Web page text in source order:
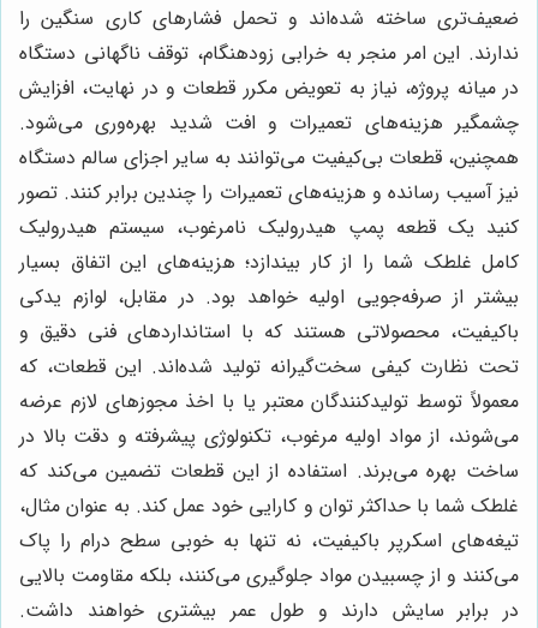
ضعیف‌تری ساخته شده‌اند و تحمل فشارهای کاری سنگین را
ندارند. این امر منجر به خرابی زودهنگام، توقف ناگهانی دستگاه
در میانه پروژه، نیاز به تعویض مکرر قطعات و در نهایت، افزایش
چشمگیر هزینه‌های تعمیرات و افت شدید بهره‌وری می‌شود.
همچنین، قطعات بی‌کیفیت می‌توانند به سایر اجزای سالم دستگاه
نیز آسیب رسانده و هزینه‌های تعمیرات را چندین برابر کنند. تصور
کنید یک قطعه پمپ هیدرولیک نامرغوب، سیستم هیدرولیک
کامل غلطک شما را از کار بیندازد؛ هزینه‌های این اتفاق بسیار
بیشتر از صرفه‌جویی اولیه خواهد بود. در مقابل، لوازم یدکی
باکیفیت، محصولاتی هستند که با استانداردهای فنی دقیق و
تحت نظارت کیفی سخت‌گیرانه تولید شده‌اند. این قطعات، که
معمولاً توسط تولیدکنندگان معتبر یا با اخذ مجوزهای لازم عرضه
می‌شوند، از مواد اولیه مرغوب، تکنولوژی پیشرفته و دقت بالا در
ساخت بهره می‌برند. استفاده از این قطعات تضمین می‌کند که
غلطک شما با حداکثر توان و کارایی خود عمل کند. به عنوان مثال،
تیغه‌های اسکرپر باکیفیت، نه تنها به خوبی سطح درام را پاک
می‌کنند و از چسبیدن مواد جلوگیری می‌کنند، بلکه مقاومت بالایی
در برابر سایش دارند و طول عمر بیشتری خواهند داشت.